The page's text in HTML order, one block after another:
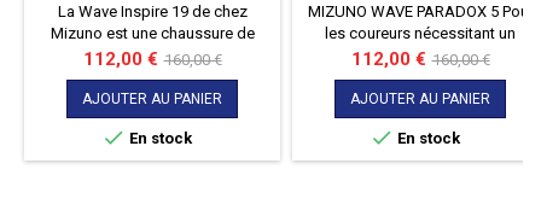
La Wave Inspire 19 de chez
Mizuno est une chaussure de
course polyvalente pour coureur
pronateur. La chaussure à
davantage d'amorti que sa
précédente version et a reçu une
nouvelle forme de la célèbre
Wave Plate.
Prix
112,00 € Prix
de
base
160,00 €
AJOUTER AU PANIER
 En stock
MIZUNO WAVE PARADOX 5 Pour
les coureurs nécessitant un
maximum de soutien, de
dynamisme et de confort.
Convient également aux athlètes
de plus de 80 kg.
Prix
112,00 € Prix
de
base
160,00 €
AJOUTER AU PANIER
 En stock